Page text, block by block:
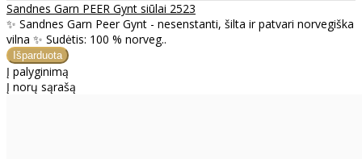
Sandnes Garn PEER Gynt siūlai 2523
✨ Sandnes Garn Peer Gynt - nesenstanti, šilta ir patvari norvegiška
vilna ✨ Sudėtis: 100 % norveg..
Į palyginimą
Į norų sąrašą